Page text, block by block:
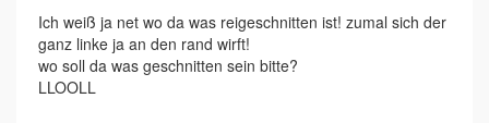
Ich weiß ja net wo da was reigeschnitten ist! zumal sich der
ganz linke ja an den rand wirft!
wo soll da was geschnitten sein bitte?
LLOOLL